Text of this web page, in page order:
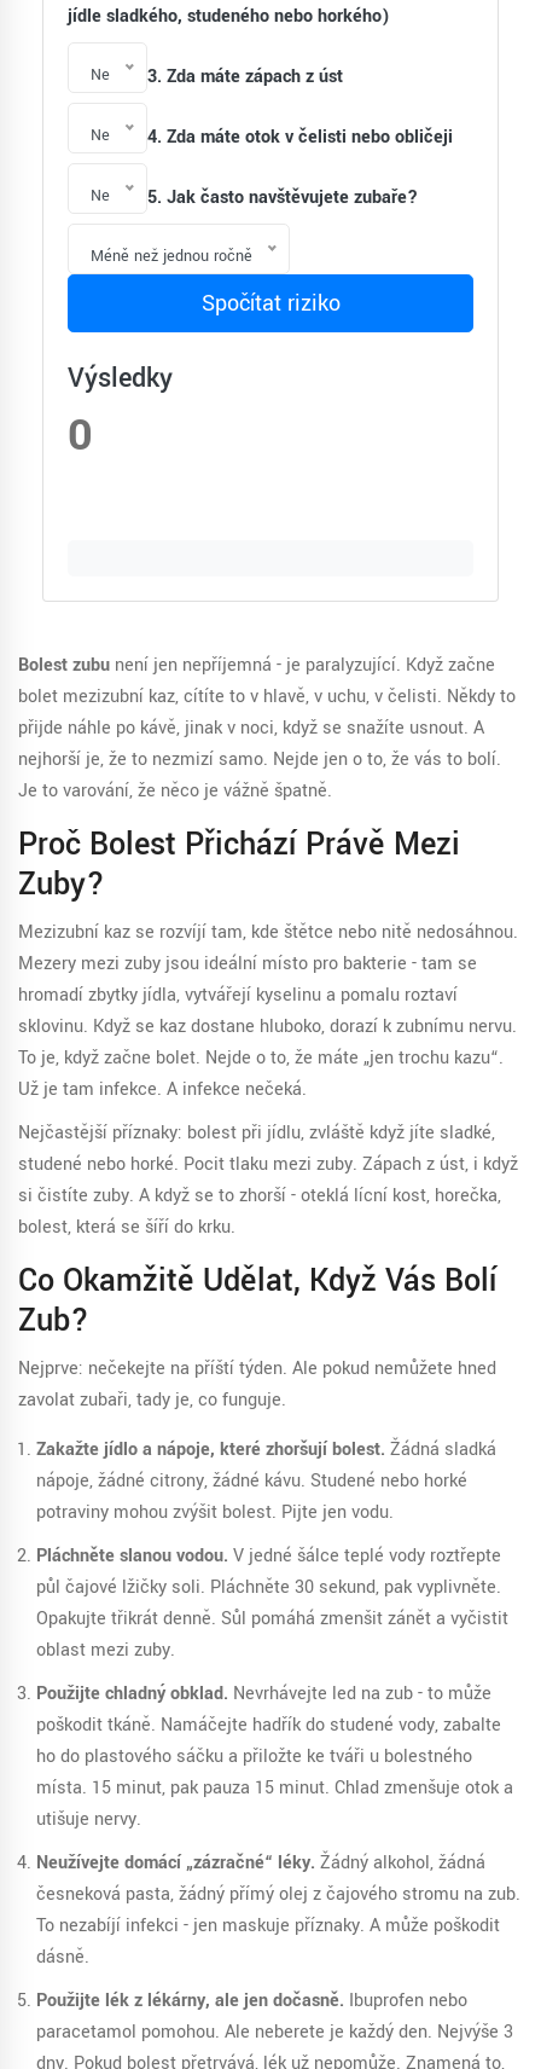
jídle sladkého, studeného nebo horkého)
Ne 3. Zda máte zápach z úst
Ne 4. Zda máte otok v čelisti nebo obličeji
Ne 5. Jak často navštěvujete zubaře?
Méně než jednou ročně
Spočítat riziko
Výsledky
0
Bolest zubu není jen nepříjemná - je paralyzující. Když začne
bolet mezizubní kaz, cítíte to v hlavě, v uchu, v čelisti. Někdy to
přijde náhle po kávě, jinak v noci, když se snažíte usnout. A
nejhorší je, že to nezmizí samo. Nejde jen o to, že vás to bolí.
Je to varování, že něco je vážně špatně.
Proč Bolest Přichází Právě Mezi
Zuby?
Mezizubní kaz se rozvíjí tam, kde štětce nebo nitě nedosáhnou.
Mezery mezi zuby jsou ideální místo pro bakterie - tam se
hromadí zbytky jídla, vytvářejí kyselinu a pomalu roztaví
sklovinu. Když se kaz dostane hluboko, dorazí k zubnímu nervu.
To je, když začne bolet. Nejde o to, že máte „jen trochu kazu“.
Už je tam infekce. A infekce nečeká.
Nejčastější příznaky: bolest při jídlu, zvláště když jíte sladké,
studené nebo horké. Pocit tlaku mezi zuby. Zápach z úst, i když
si čistíte zuby. A když se to zhorší - oteklá lícní kost, horečka,
bolest, která se šíří do krku.
Co Okamžitě Udělat, Když Vás Bolí
Zub?
Nejprve: nečekejte na příští týden. Ale pokud nemůžete hned
zavolat zubaři, tady je, co funguje.
Zakažte jídlo a nápoje, které zhoršují bolest. Žádná sladká
nápoje, žádné citrony, žádné kávu. Studené nebo horké
potraviny mohou zvýšit bolest. Pijte jen vodu.
Pláchněte slanou vodou. V jedné šálce teplé vody roztřepte
půl čajové lžičky soli. Pláchněte 30 sekund, pak vyplivněte.
Opakujte třikrát denně. Sůl pomáhá zmenšit zánět a vyčistit
oblast mezi zuby.
Použijte chladný obklad. Nevrhávejte led na zub - to může
poškodit tkáně. Namáčejte hadřík do studené vody, zabalte
ho do plastového sáčku a přiložte ke tváři u bolestného
místa. 15 minut, pak pauza 15 minut. Chlad zmenšuje otok a
utišuje nervy.
Neužívejte domácí „zázračné“ léky. Žádný alkohol, žádná
česneková pasta, žádný přímý olej z čajového stromu na zub.
To nezabíjí infekci - jen maskuje příznaky. A může poškodit
dásně.
Použijte lék z lékárny, ale jen dočasně. Ibuprofen nebo
paracetamol pomohou. Ale neberete je každý den. Nejvýše 3
dny. Pokud bolest přetrvává, lék už nepomůže. Znamená to,